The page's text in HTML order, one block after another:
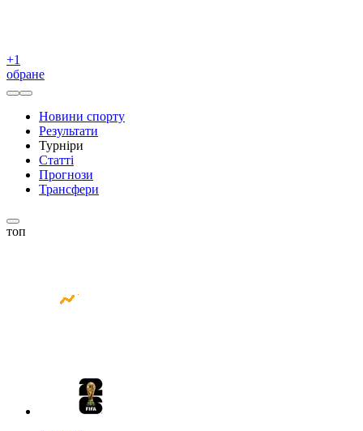
+1
обране
Новини спорту
Результати
Турніри
Статті
Прогнози
Трансфери
топ